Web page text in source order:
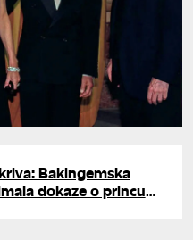
Bakingemska
dokaze o princu